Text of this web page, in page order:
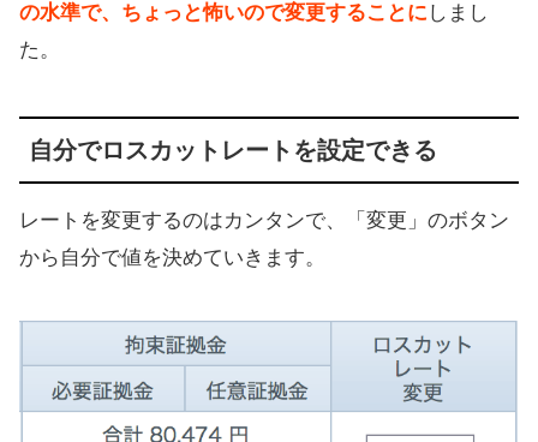
の水準で、ちょっと怖いので変更することに しまし
た。
自分でロスカットレートを設定できる
レートを変更するのはカンタンで、「変更」のボタン
から自分で値を決めていきます。